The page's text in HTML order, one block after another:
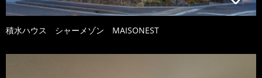
積水ハウス シャーメゾン MAISONEST